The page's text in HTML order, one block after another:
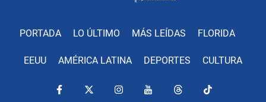
PORTADA LO ÚLTIMO MÁS LEÍDAS FLORIDA
EEUU AMÉRICA LATINA DEPORTES CULTURA